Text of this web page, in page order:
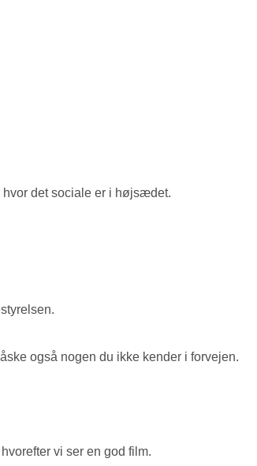
hvor det sociale er i højsædet.
også nogen du ikke kender i forvejen.
vi ser en god film.